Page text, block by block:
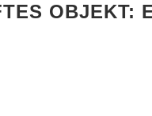
OBJEKT: